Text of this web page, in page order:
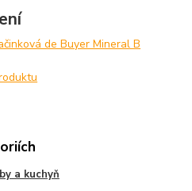
de Buyer Mineral B
a kuchyň